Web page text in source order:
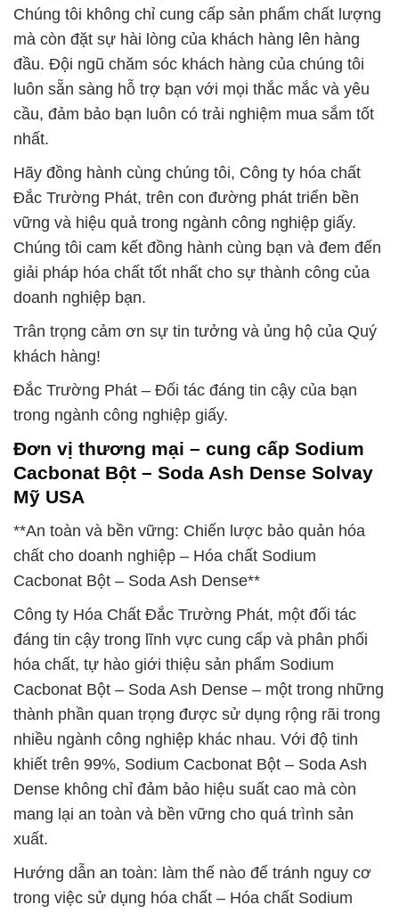
Chúng tôi không chỉ cung cấp sản phẩm chất lượng
mà còn đặt sự hài lòng của khách hàng lên hàng
đầu. Đội ngũ chăm sóc khách hàng của chúng tôi
luôn sẵn sàng hỗ trợ bạn với mọi thắc mắc và yêu
cầu, đảm bảo bạn luôn có trải nghiệm mua sắm tốt
nhất.
Hãy đồng hành cùng chúng tôi, Công ty hóa chất
Đắc Trường Phát, trên con đường phát triển bền
vững và hiệu quả trong ngành công nghiệp giấy.
Chúng tôi cam kết đồng hành cùng bạn và đem đến
giải pháp hóa chất tốt nhất cho sự thành công của
doanh nghiệp bạn.
Trân trọng cảm ơn sự tin tưởng và ủng hộ của Quý
khách hàng!
Đắc Trường Phát – Đối tác đáng tin cậy của bạn
trong ngành công nghiệp giấy.
Đơn vị thương mại – cung cấp Sodium
Cacbonat Bột – Soda Ash Dense Solvay
Mỹ USA
**An toàn và bền vững: Chiến lược bảo quản hóa
chất cho doanh nghiệp – Hóa chất Sodium
Cacbonat Bột – Soda Ash Dense**
Công ty Hóa Chất Đắc Trường Phát, một đối tác
đáng tin cậy trong lĩnh vực cung cấp và phân phối
hóa chất, tự hào giới thiệu sản phẩm Sodium
Cacbonat Bột – Soda Ash Dense – một trong những
thành phần quan trọng được sử dụng rộng rãi trong
nhiều ngành công nghiệp khác nhau. Với độ tinh
khiết trên 99%, Sodium Cacbonat Bột – Soda Ash
Dense không chỉ đảm bảo hiệu suất cao mà còn
mang lại an toàn và bền vững cho quá trình sản
xuất.
Hướng dẫn an toàn: làm thế nào để tránh nguy cơ
trong việc sử dụng hóa chất – Hóa chất Sodium